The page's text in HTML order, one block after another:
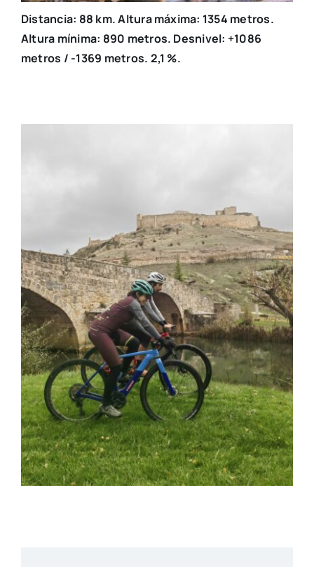
Distancia: 88 km. Altura máxima: 1354 metros.
Altura mínima: 890 metros. Desnivel: +1086
metros / -1369 metros. 2,1 %.